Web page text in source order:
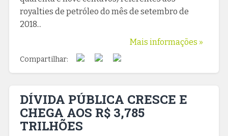
royalties de petróleo do mês de setembro de
2018...
Mais informações »
Compartilhar:
DÍVIDA PÚBLICA CRESCE E
CHEGA AOS R$ 3,785
TRILHÕES